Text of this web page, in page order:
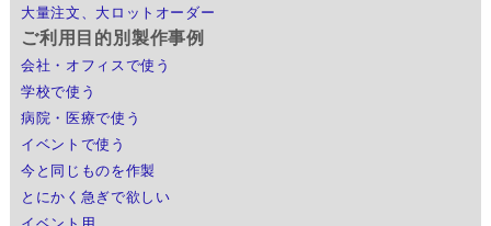
大量注文、大ロットオーダー
ご利用目的別製作事例
会社・オフィスで使う
学校で使う
病院・医療で使う
イベントで使う
今と同じものを作製
とにかく急ぎで欲しい